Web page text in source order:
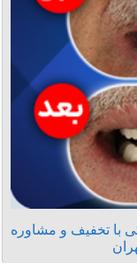
با تخفیف و مشاوره